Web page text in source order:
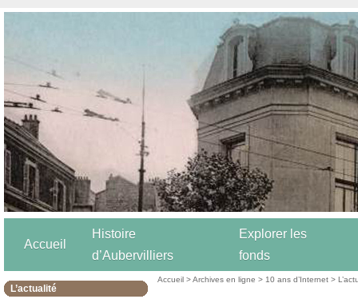
Accueil
Histoire
d’Aubervilliers
Explorer les
fonds
L’actualité
Accueil >Archives en ligne > 10 ans d’Internet >